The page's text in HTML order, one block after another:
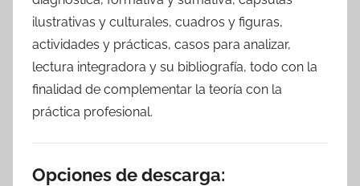
ilustrativas y culturales, cuadros y figuras,
actividades y prácticas, casos para analizar,
lectura integradora y su bibliografía, todo con la
finalidad de complementar la teoría con la
práctica profesional.
Opciones de descarga: